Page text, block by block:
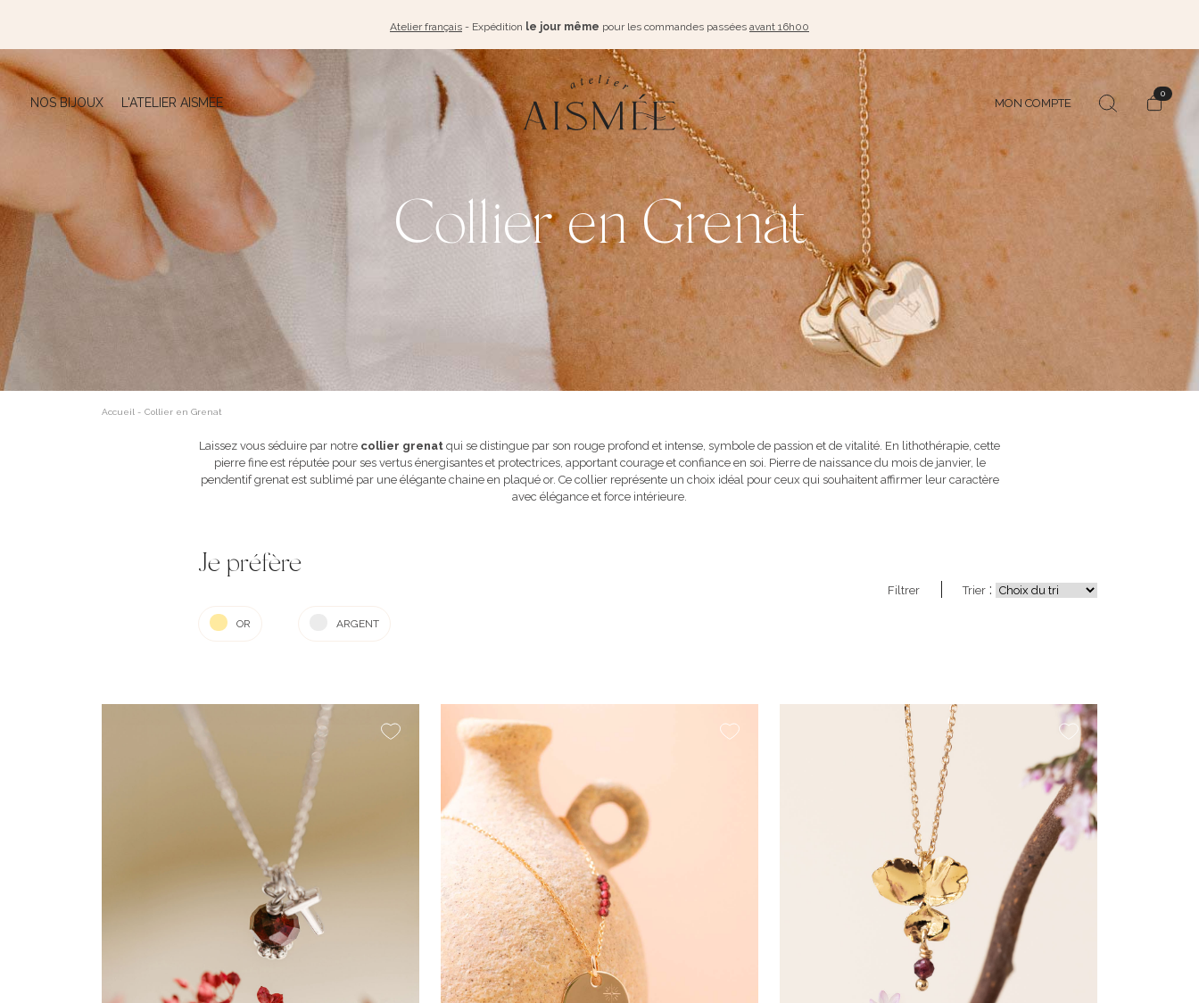
Atelier français - Expédition le jour même pour les commandes passées avant 16h00
NOS BIJOUX L'ATELIER AISMÉE MON COMPTE
0
Collier en Grenat
Accueil - Collier en Grenat
Laissez vous séduire par notre collier grenat qui se distingue par son rouge profond et intense, symbole de passion et de vitalité. En lithothérapie, cette
pierre fine est réputée pour ses vertus énergisantes et protectrices, apportant courage et confiance en soi. Pierre de naissance du mois de janvier, le
pendentif grenat est sublimé par une élégante chaine en plaqué or. Ce collier représente un choix idéal pour ceux qui souhaitent affirmer leur caractère
avec élégance et force intérieure.
Je préfère
Filtrer Trier :
OR ARGENT